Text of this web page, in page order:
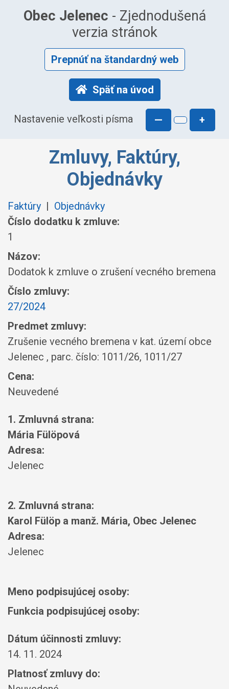
Obec Jelenec - Zjednodušená
verzia stránok
Prepnúť na štandardný web
Späť na úvod
Nastavenie veľkosti písma — +
Zmluvy, Faktúry,
Objednávky
Faktúry | Objednávky
Číslo dodatku k zmluve:
1
Názov:
Dodatok k zmluve o zrušení vecného bremena
Číslo zmluvy:
27/2024
Predmet zmluvy:
Zrušenie vecného bremena v kat. území obce
Jelenec , parc. číslo: 1011/26, 1011/27
Cena:
Neuvedené
1. Zmluvná strana:
Mária Fülöpová
Adresa:
Jelenec
2. Zmluvná strana:
Karol Fülöp a manž. Mária, Obec Jelenec
Adresa:
Jelenec
Meno podpisujúcej osoby:
Funkcia podpisujúcej osoby:
Dátum účinnosti zmluvy:
14. 11. 2024
Platnosť zmluvy do: